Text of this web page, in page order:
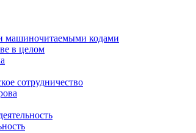
машиночитаемыми кодами
в целом
сотрудничество